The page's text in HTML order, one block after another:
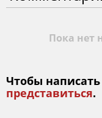
Пока нет
Чтобы
представиться.